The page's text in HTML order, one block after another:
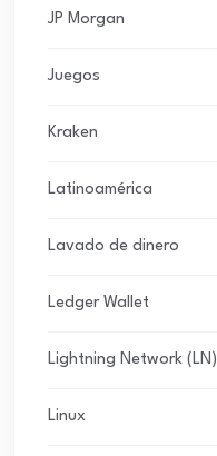
JP Morgan
Juegos
Kraken
Latinoamérica
Lavado de dinero
Ledger Wallet
Lightning Network (LN)
Linux